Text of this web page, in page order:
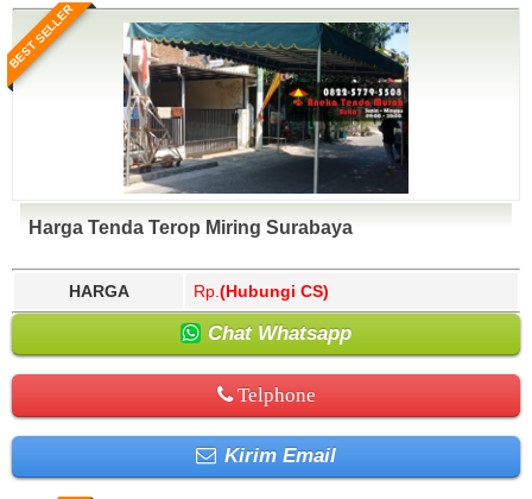
BEST SELLER
Harga Tenda Terop Miring Surabaya
HARGA Rp. (Hubungi CS)
Chat Whatsapp
Telphone
Kirim Email